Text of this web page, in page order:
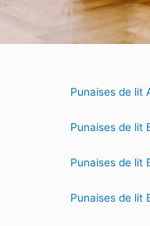
Punaises de lit
Punaises de lit
Punaises de lit
Punaises de lit